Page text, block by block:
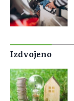
Izdvojeno